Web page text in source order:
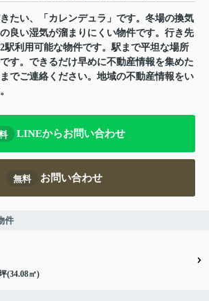
たい、「カレンデュラ」です。冬場の換気
良い湿気が溜まりにくい物件です。行き先
駅利用可能な物件です。駅まで平坦な場所
す。できるだけ早めに不動産情報を集めた
でご連絡ください。地域の不動産情報をい
LINEからお問い合わせ
無料 お問い合わせ
件
(34.08㎡)